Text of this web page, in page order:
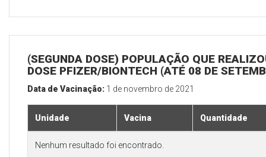
(SEGUNDA DOSE) POPULAÇÃO QUE
DOSE PFIZER/BIONTECH (ATÉ 08 DE
Data de Vacinação: 1 de novembro de 2021
Unidade Vacina Quantidade
Nenhum resultado foi encontrado.